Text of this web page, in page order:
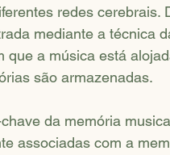
redes cerebrais.
mediante a técnica
que a música está
são armazenadas.
da memória
associadas com a